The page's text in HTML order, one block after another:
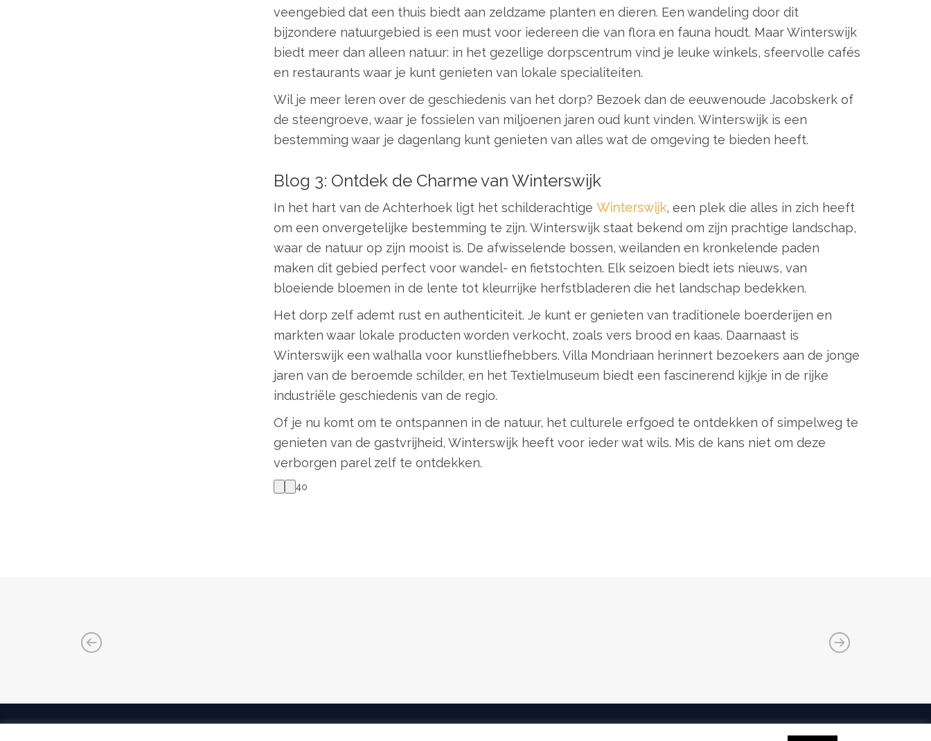
veengebied dat een thuis biedt aan zeldzame planten en dieren. Een wandeling door dit
bijzondere natuurgebied is een must voor iedereen die van flora en fauna houdt. Maar Winterswijk
biedt meer dan alleen natuur: in het gezellige dorpscentrum vind je leuke winkels, sfeervolle cafés
en restaurants waar je kunt genieten van lokale specialiteiten.
Wil je meer leren over de geschiedenis van het dorp? Bezoek dan de eeuwenoude Jacobskerk of
de steengroeve, waar je fossielen van miljoenen jaren oud kunt vinden. Winterswijk is een
bestemming waar je dagenlang kunt genieten van alles wat de omgeving te bieden heeft.
Blog 3: Ontdek de Charme van Winterswijk
In het hart van de Achterhoek ligt het schilderachtige Winterswijk, een plek die alles in zich heeft
om een onvergetelijke bestemming te zijn. Winterswijk staat bekend om zijn prachtige landschap,
waar de natuur op zijn mooist is. De afwisselende bossen, weilanden en kronkelende paden
maken dit gebied perfect voor wandel- en fietstochten. Elk seizoen biedt iets nieuws, van
bloeiende bloemen in de lente tot kleurrijke herfstbladeren die het landschap bedekken.
Het dorp zelf ademt rust en authenticiteit. Je kunt er genieten van traditionele boerderijen en
markten waar lokale producten worden verkocht, zoals vers brood en kaas. Daarnaast is
Winterswijk een walhalla voor kunstliefhebbers. Villa Mondriaan herinnert bezoekers aan de jonge
jaren van de beroemde schilder, en het Textielmuseum biedt een fascinerend kijkje in de rijke
industriële geschiedenis van de regio.
Of je nu komt om te ontspannen in de natuur, het culturele erfgoed te ontdekken of simpelweg te
genieten van de gastvrijheid, Winterswijk heeft voor ieder wat wils. Mis de kans niet om deze
verborgen parel zelf te ontdekken.
4o
Copyright 2017 by K-Solutions.nlMeer Leads